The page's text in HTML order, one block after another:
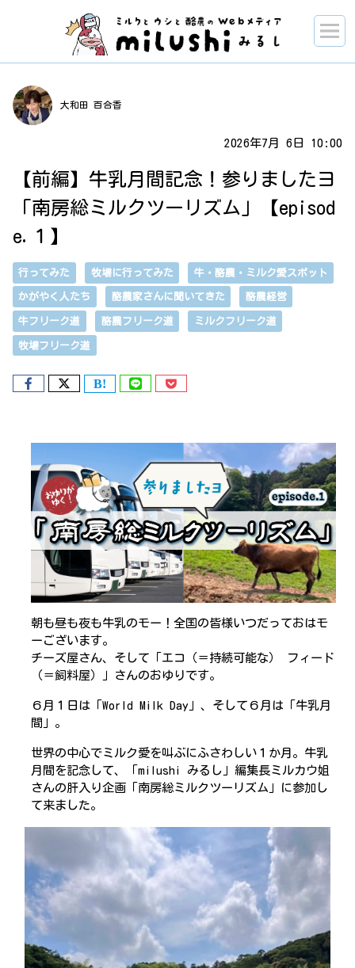
大和田 百合香
2026年7月 6日 10:00
【前編】牛乳月間記念！参りましたヨ
「南房総ミルクツーリズム」【episod
e.１】
行ってみた 牧場に行ってみた 牛・酪農・ミルク愛スポット
かがやく人たち 酪農家さんに聞いてきた 酪農経営
牛フリーク道 酪農フリーク道 ミルクフリーク道
牧場フリーク道
朝も昼も夜も牛乳のモー！全国の皆様いつだっておはモ
ーございます。
チーズ屋さん、そして「エコ（＝持続可能な） フィード
（＝飼料屋）」さんのおゆりです。
６月１日は「World Milk Day」、そして６月は「牛乳月
間」。
世界の中心でミルク愛を叫ぶにふさわしい１か月。牛乳
月間を記念して、「milushi みるし」編集長ミルカウ姐
さんの肝入り企画「南房総ミルクツーリズム」に参加し
て来ました。